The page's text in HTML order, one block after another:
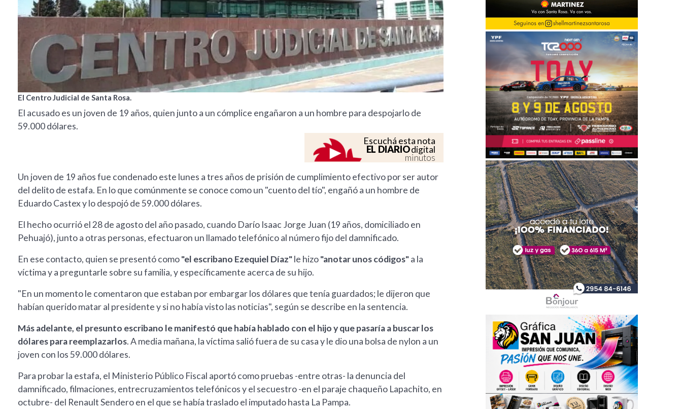
El Centro Judicial de Santa Rosa.
El acusado es un joven de 19 años, quien junto a un cómplice engañaron a un hombre para despojarlo de
59.000 dólares.
Escuchá esta nota
EL DIARIOdigital
minutos
Un joven de 19 años fue condenado este lunes a tres años de prisión de cumplimiento efectivo por ser autor
del delito de estafa. En lo que comúnmente se conoce como un "cuento del tío", engañó a un hombre de
Eduardo Castex y lo despojó de 59.000 dólares.
El hecho ocurrió el 28 de agosto del año pasado, cuando Darío Isaac Jorge Juan (19 años, domiciliado en
Pehuajó), junto a otras personas, efectuaron un llamado telefónico al número fijo del damnificado.
En ese contacto, quien se presentó como"el escribano Ezequiel Díaz"le hizo"anotar unos códigos"a la
víctima y a preguntarle sobre su familia, y específicamente acerca de su hijo.
"En un momento le comentaron que estaban por embargar los dólares que tenía guardados; le dijeron que
habían querido matar al presidente y si no había visto las noticias", según se describe en la sentencia.
Más adelante, el presunto escribano le manifestó que había hablado con el hijo y que pasaría a buscar los
dólares para reemplazarlos. A media mañana, la víctima salió fuera de su casa y le dio una bolsa de nylon a un
joven con los 59.000 dólares.
Para probar la estafa, el Ministerio Público Fiscal aportó como pruebas -entre otras- la denuncia del
damnificado, filmaciones, entrecruzamientos telefónicos y el secuestro -en el paraje chaqueño Lapachito, en
octubre- del Renault Sendero en el que se había traslado el imputado hasta La Pampa.